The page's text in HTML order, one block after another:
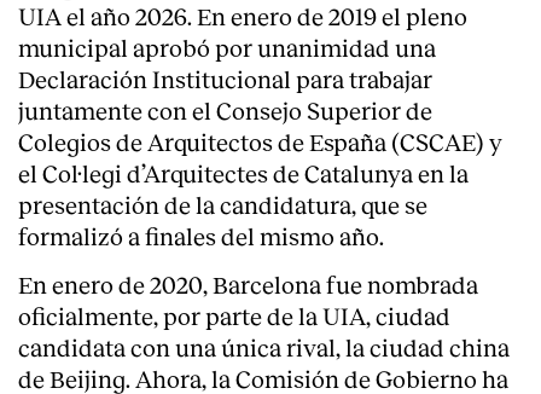
UIA el año 2026. En enero de 2019 el pleno
municipal aprobó por unanimidad una
Declaración Institucional para trabajar
juntamente con el Consejo Superior de
Colegios de Arquitectos de España (CSCAE) y
el Col·legi d’Arquitectes de Catalunya en la
presentación de la candidatura, que se
formalizó a finales del mismo año.
En enero de 2020, Barcelona fue nombrada
oficialmente, por parte de la UIA, ciudad
candidata con una única rival, la ciudad china
de Beijing. Ahora, la Comisión de Gobierno ha